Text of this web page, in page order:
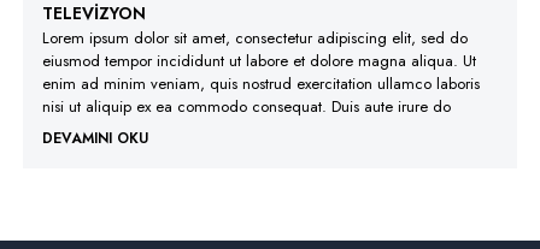
TELEVİZYON
Lorem ipsum dolor sit amet, consectetur adipiscing elit, sed do
eiusmod tempor incididunt ut labore et dolore magna aliqua. Ut
enim ad minim veniam, quis nostrud exercitation ullamco laboris
nisi ut aliquip ex ea commodo consequat. Duis aute irure do
DEVAMINI OKU